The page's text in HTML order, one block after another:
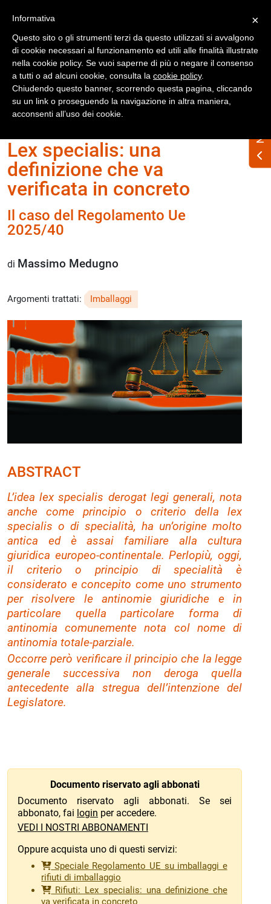
Accedi
Home Numero Rifiuti n. 338 maggio 2025
Lex specialis: una
definizione che va
verificata in concreto
Il caso del Regolamento Ue
2025/40
di Massimo Medugno
Argomenti trattati: Imballaggi
ABSTRACT
L’idealex specialis derogat legi generali, nota
anche come principio o criterio della lex
specialis o di specialità, ha un’origine molto
antica ed è assai familiare alla cultura
giuridica europeo-continentale. Perlopiù, oggi,
il criterio o principio di specialità è
considerato e concepito come uno strumento
per risolvere le antinomie giuridiche e in
particolare quella particolare forma di
antinomia comunemente nota col nome di
antinomia totale-parziale.
Occorre però verificare il principio che la legge
generale successiva non deroga quella
antecedente alla stregua dell’intenzione del
Legislatore.
Documento riservato agli abbonati
Documento riservato agli abbonati. Se sei
abbonato, fai login per accedere.
VEDI I NOSTRI ABBONAMENTI
Oppure acquista uno di questi servizi:
Speciale Regolamento UE su imballaggi e
rifiuti di imballaggio
Rifiuti: Lex specialis: una definizione che
va verificata in concreto
×
Informativa
Questo sito o gli strumenti terzi da questo utilizzati si avvalgono
di cookie necessari al funzionamento ed utili alle finalità illustrate
nella cookie policy. Se vuoi saperne di più o negare il consenso
a tutti o ad alcuni cookie, consulta la cookie policy.
Chiudendo questo banner, scorrendo questa pagina, cliccando
su un link o proseguendo la navigazione in altra maniera,
acconsenti all’uso dei cookie.